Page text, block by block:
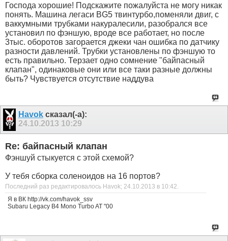
Господа хорошие! Подскажите пожалуйста не могу никак
понять. Машина легаси BG5 твинтурбо,поменяли двиг, с
ваккумными трубками накуралесили, разобрался все
установил по фэншую, вроде все работает, но после
3тыс. оборотов загорается джеки чан ошибка по датчику
разности давлений. Трубки установлены по фэншую то
есть правильно. Терзает одно сомнение "байпасный
клапан", одинаковые они или все таки разные должны
быть? Чувствуется отсутствие наддува
Havokсказал(-а):
24.10.2013 10:29
Re: байпасный клапан
Фэншуй стыкуется с этой схемой?
У тебя сборка соленоидов на 16 портов?
Последний раз редактировалось Havok; 24.10.2013 в 10:42
Я в ВК http://vk.com/havok_ssv
Subaru Legacy B4 Mono Turbo AT "00